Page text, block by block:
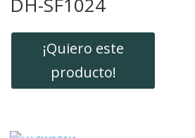
¡Quiero este
producto!